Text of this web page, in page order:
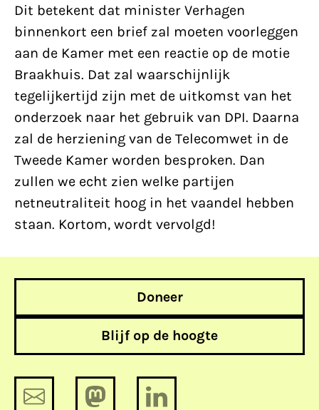
Dit betekent dat minister Verhagen
binnenkort een brief zal moeten voorleggen
aan de Kamer met een reactie op de motie
Braakhuis. Dat zal waarschijnlijk
tegelijkertijd zijn met de uitkomst van het
onderzoek naar het gebruik van DPI. Daarna
zal de herziening van de Telecomwet in de
Tweede Kamer worden besproken. Dan
zullen we echt zien welke partijen
netneutraliteit hoog in het vaandel hebben
staan. Kortom, wordt vervolgd!
Doneer
Blijf op de hoogte